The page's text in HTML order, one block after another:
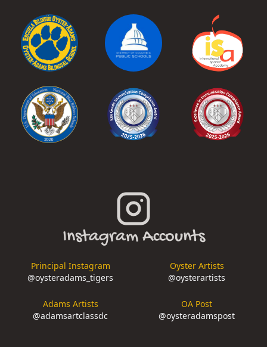
Instagram Accounts
Principal Instagram
@oysteradams_tigers
Oyster Artists
@oysterartists
Adams Artists
@adamsartclassdc
OA Post
@oysteradamspost